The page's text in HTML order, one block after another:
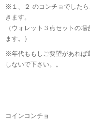
※１、２ のコンチョでした
きます。
（ウォレット３点セットの
ます。）
※年代ももしご要望があれば
しないで下さい。。
コインコンチョ